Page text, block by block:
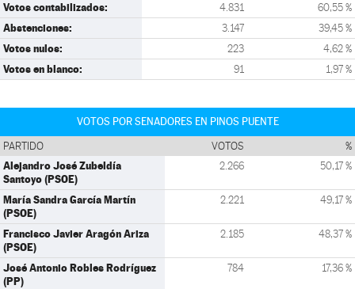
Votos contabilizados: 4.831 60,55 %
Abstenciones: 3.147 39,45 %
Votos nulos: 223 4,62 %
Votos en blanco: 91 1,97 %
VOTOS POR SENADORES EN PINOS PUENTE
PARTIDO VOTOS %
Alejandro José Zubeldía
Santoyo (PSOE)
2.266 50,17 %
María Sandra García Martín
(PSOE)
2.221 49,17 %
Francisco Javier Aragón Ariza
(PSOE)
2.185 48,37 %
José Antonio Robles Rodríguez
(PP)
784 17,36 %